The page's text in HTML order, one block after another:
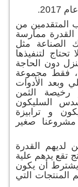
المتقدمين من
القدرة ممارسة
الصناعة مثل
تحتاج لتنفيذها
دون الحاجة
، فقط مجموعة
وبعد الأدوات
رخيصة الثمن
السليكون
و ترابيزة
صغير
لديهم القدرة
تقع يدهم علية
أن يكون
المنتجات التي